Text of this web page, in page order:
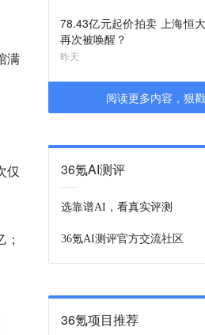
满
仅
78.43亿元起价拍卖 上海恒
再次被唤醒？
昨天
阅读更多内容，狠
36氪AI测评
选靠谱AI，看真实评测
36氪AI测评官方交流社区
36氪项目推荐